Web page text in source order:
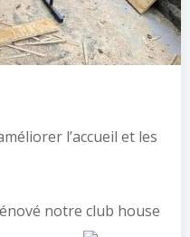
l’accueil et les
notre club house